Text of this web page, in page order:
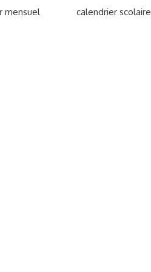
mensuel calendrier scolaire